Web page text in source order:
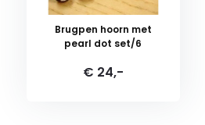
Brugpen hoorn met
pearl dot set/6
€ 24,-